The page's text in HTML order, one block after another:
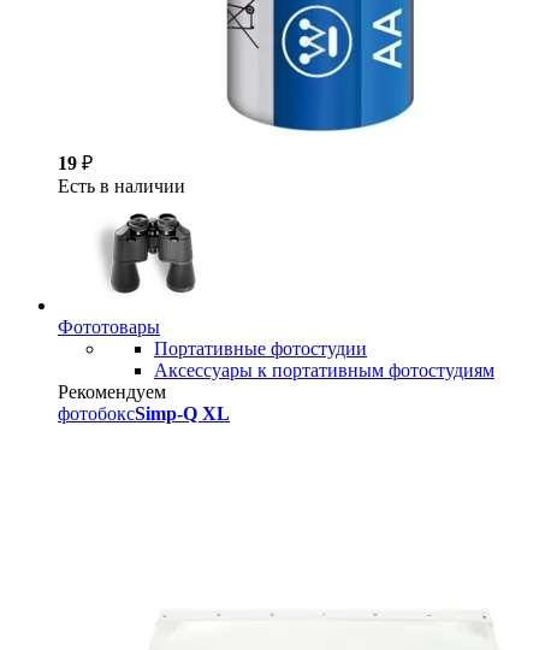
19 ₽
Есть в наличии
Фототовары
Портативные фотостудии
Аксессуары к портативным фотостудиям
Рекомендуем
фотобоксSimp-Q XL